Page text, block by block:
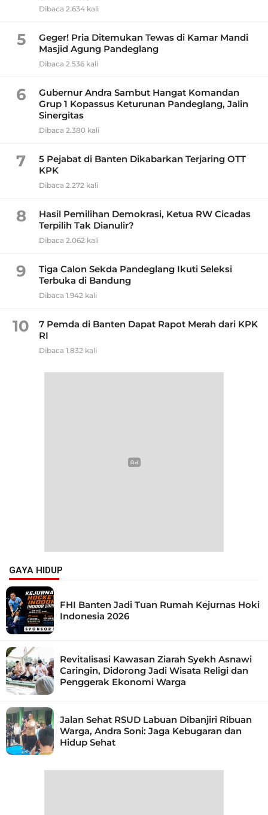
Dibaca 2.634 kali
5
Geger! Pria Ditemukan Tewas di Kamar Mandi
Masjid Agung Pandeglang
Dibaca 2.536 kali
6
Gubernur Andra Sambut Hangat Komandan
Grup 1 Kopassus Keturunan Pandeglang, Jalin
Sinergitas
Dibaca 2.380 kali
7
5 Pejabat di Banten Dikabarkan Terjaring OTT
KPK
Dibaca 2.272 kali
8
Hasil Pemilihan Demokrasi, Ketua RW Cicadas
Terpilih Tak Dianulir?
Dibaca 2.062 kali
9
Tiga Calon Sekda Pandeglang Ikuti Seleksi
Terbuka di Bandung
Dibaca 1.942 kali
10
7 Pemda di Banten Dapat Rapot Merah dari KPK
RI
Dibaca 1.832 kali
GAYA HIDUP
FHI Banten Jadi Tuan Rumah Kejurnas Hoki
Indonesia 2026
Revitalisasi Kawasan Ziarah Syekh Asnawi
Caringin, Didorong Jadi Wisata Religi dan
Penggerak Ekonomi Warga
Jalan Sehat RSUD Labuan Dibanjiri Ribuan
Warga, Andra Soni: Jaga Kebugaran dan
Hidup Sehat